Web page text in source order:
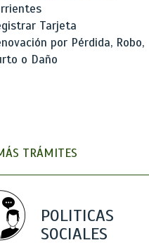
Tarjeta
por Pérdida, Robo,
o Daño
TRÁMITES
POLITICAS
SOCIALES